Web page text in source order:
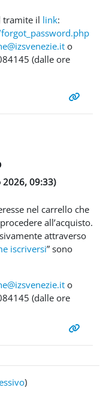
tramite il link:
o
(dalle ore
09:33)
nel carrello che
all’acquisto.
attraverso
iscriversi” sono
o
(dalle ore
)